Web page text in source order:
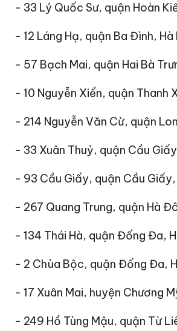
- 33 Lý Quốc Sư, quận Hoàn
- 12 Láng Hạ, quận Ba Đình, Hà
- 57 Bạch Mai, quận Hai Bà
- 10 Nguyễn Xiển, quận Thanh
- 214 Nguyễn Văn Cừ, quận
- 33 Xuân Thuỷ, quận Cầu
- 93 Cầu Giấy, quận Cầu Giấy,
- 267 Quang Trung, quận Hà
- 134 Thái Hà, quận Đống Đa,
- 2 Chùa Bộc, quận Đống Đa,
- 17 Xuân Mai, huyện Chương
- 249 Hồ Tùng Mậu, quận Từ